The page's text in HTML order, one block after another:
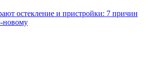
остекление и пристройки: 7 причин
новому